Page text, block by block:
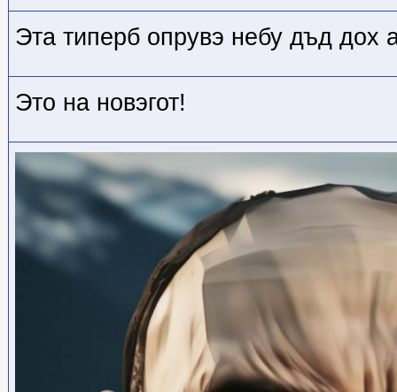
Эта типерб опрувэ небу дъд дох
Это на новэгот!